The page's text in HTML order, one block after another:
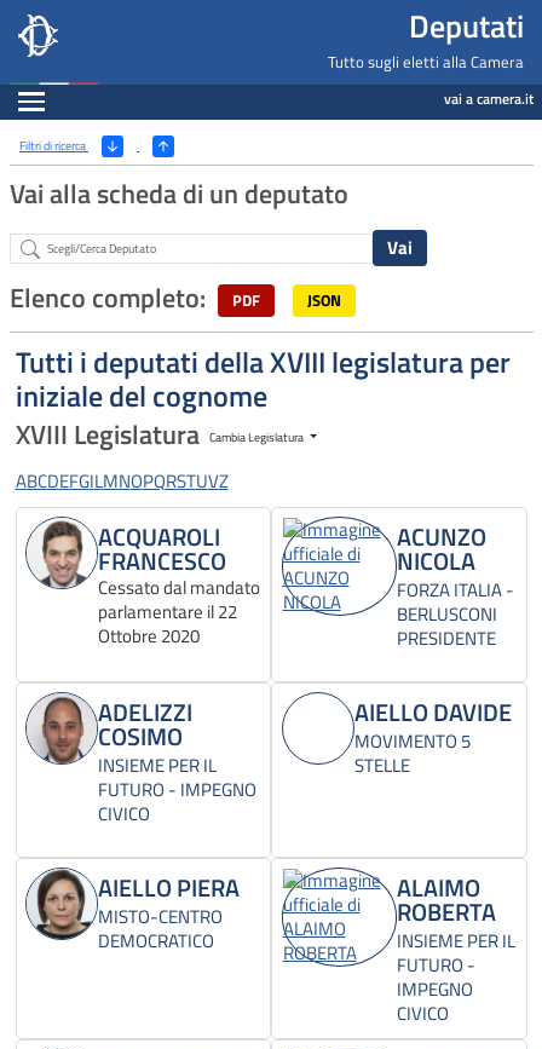
Deputati, Camera dei Deputati -
Salta al contenuto principale
Salta al menu di navigazione Deputati
Tutto sugli eletti alla Camera
Espandi vai a camera.it
Ricerca
Filtri di ricerca (Apri/Chiudi filtri)
Vai alla scheda di un deputato
Abstract
Elenco completo: PDF JSON
Tutti i deputati della XVIII legislatura per
iniziale del cognome
XVIII Legislatura Cambia Legislatura
ABCDEFGILMNOPQRSTUVZ
ACQUAROLI
FRANCESCO
Cessato dal mandato
parlamentare il 22
Ottobre 2020
ACUNZO
NICOLA
FORZA ITALIA -
BERLUSCONI
PRESIDENTE
ADELIZZI
COSIMO
INSIEME PER IL
FUTURO - IMPEGNO
CIVICO
AIELLO DAVIDE
MOVIMENTO 5
STELLE
AIELLO PIERA
MISTO-CENTRO
DEMOCRATICO
ALAIMO
ROBERTA
INSIEME PER IL
FUTURO -
IMPEGNO
CIVICO
Navigazione pagine di servizio
Fine pagina
Salta al contenuto principale
Salta al menu di navigazione
Vai a inizio pagina